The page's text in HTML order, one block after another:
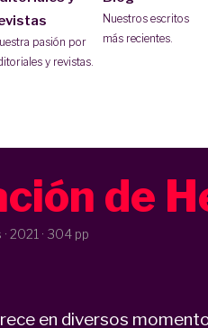
pasión por
y revistas.
Nuestros escritos
más recientes.
de
2021 · 304 pp
en diversos